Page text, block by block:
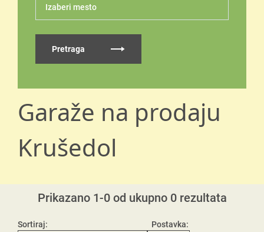
Izaberi mesto
Pretraga
Garaže na prodaju
Krušedol
Prikazano 1-0 od ukupno 0 rezultata
Postavka:
Sortiraj: